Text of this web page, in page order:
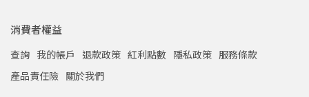
消費者權益
查詢 我的帳戶 退款政策 紅利點數 隱私政策 服務條款
產品責任險 關於我們